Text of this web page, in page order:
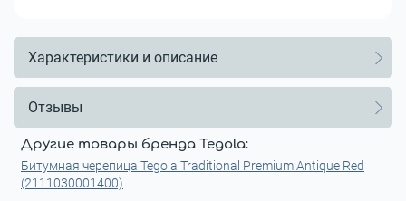
Характеристики и описание
Отзывы
Другие товары бренда Tegola:
Битумная черепица Tegola Traditional Premium Antique Red
(2111030001400)